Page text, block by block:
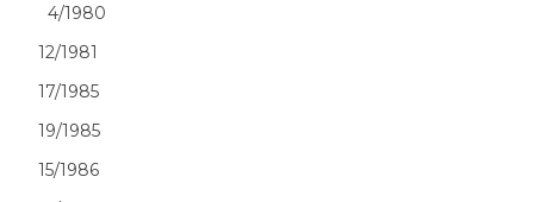
4/1980
12/1981
17/1985
19/1985
15/1986